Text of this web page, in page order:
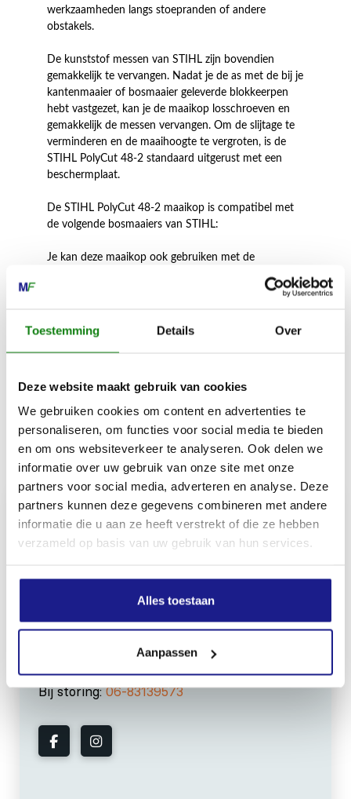
Toestemming Details Over
Deze website maakt gebruik van cookies
We gebruiken cookies om content en advertenties te
personaliseren, om functies voor social media te bieden
en om ons websiteverkeer te analyseren. Ook delen we
informatie over uw gebruik van onze site met onze
partners voor social media, adverteren en analyse. Deze
partners kunnen deze gegevens combineren met andere
informatie die u aan ze heeft verstrekt of die ze hebben
verzameld op basis van uw gebruik van hun services.
Alles toestaan
Aanpassen
werkzaamheden langs stoepranden of andere
obstakels.
De kunststof messen van STIHL zijn bovendien
gemakkelijk te vervangen. Nadat je de as met de bij je
kantenmaaier of bosmaaier geleverde blokkeerpen
hebt vastgezet, kan je de maaikop losschroeven en
gemakkelijk de messen vervangen. Om de slijtage te
verminderen en de maaihoogte te vergroten, is de
STIHL PolyCut 48-2 standaard uitgerust met een
beschermplaat.
De STIHL PolyCut 48-2 maaikop is compatibel met
de volgende bosmaaiers van STIHL:
Je kan deze maaikop ook gebruiken met de
bosmaaiers STIHL FS 160, STIHL FS 220, STIHL FS
300, STIHL FS 350 en STIHL FS 360, die definitief
Opmerking: gebruik de maaikoppen uitsluitend met
een compatibele beschermkap voor het
Inhoud door
MECHANISATIE FRANEKER
Kiehoek 26
8801 RD Franeker
Bij storing:06-83139573